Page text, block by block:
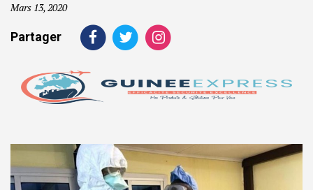
Mars 13, 2020
Partager